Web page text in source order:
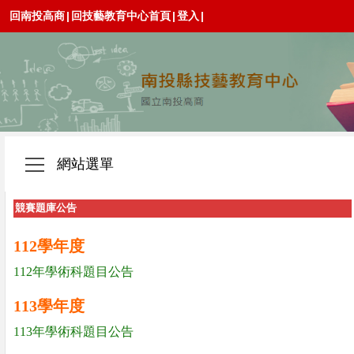
回南投高商| 回技藝教育中心首頁|登入 |
網站選單
競賽題庫公告
112學年度
112年學術科題目公告
113學年度
113年學術科題目公告